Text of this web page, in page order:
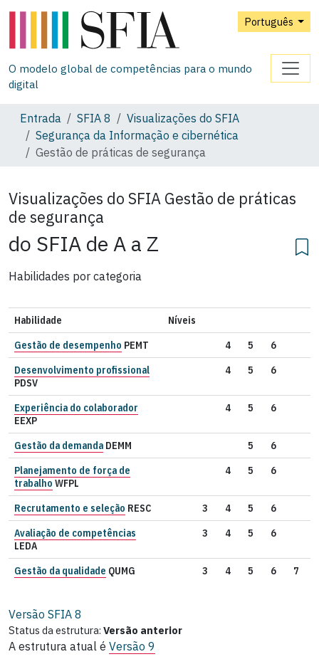
Português
O modelo global de competências para o mundo
digital
Entrada SFIA 8
Visualizações do SFIA
Segurança da Informação e cibernética
Gestão de práticas de segurança
Visualizações do SFIA Gestão de práticas
de segurança
do SFIA de A a Z
Habilidades por categoria
Habilidade
Níveis
Gestão de desempenho PEMT 4 5
6
Desenvolvimento profissional
PDSV
4 5 6
Experiência do colaborador
EEXP
4 5 6
Gestão da demanda DEMM 5
6
Planejamento de força de
trabalho WFPL
4 5 6
Recrutamento e seleção RESC 3 4 5
6
Avaliação de competências
LEDA
3 4 5 6
Gestão da qualidade QUMG 3 4 5 6 7
Versão SFIA 8
Status da estrutura: Versão anterior
A estrutura atual é Versão 9